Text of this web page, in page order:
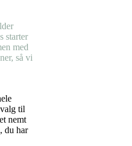
starter
med
så vi
til
nemt
du har